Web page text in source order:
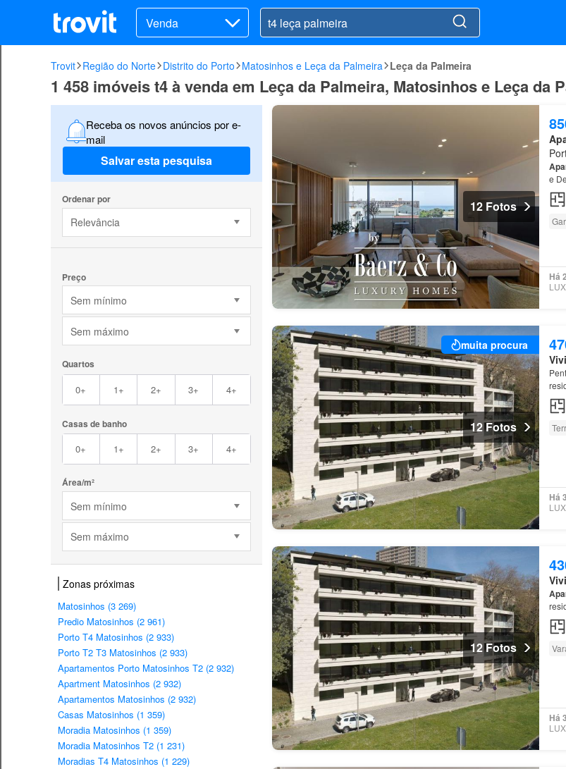
Venda
Trovit Região do Norte Distrito do Porto Matosinhos e Leça da Palmeira Leça da Palmeira
1 458 imóveis t4 à venda em Leça da Palmeira, Matosinhos e Leça da
Receba os novos anúncios por e-
mail
Salvar esta pesquisa
Ordenar por
Relevância
Preço
Sem mínimo
Sem máximo
Quartos
0+ 1+ 2+ 3+ 4+
Casas de banho
0+ 1+ 2+ 3+ 4+
Área/m²
Sem mínimo
Sem máximo
Zonas próximas
Matosinhos (3 269)
Predio Matosinhos (2 961)
Porto T4 Matosinhos (2 933)
Porto T2 T3 Matosinhos (2 933)
Apartamentos Porto Matosinhos T2 (2 932)
Apartment Matosinhos (2 932)
Apartamentos Matosinhos (2 932)
Casas Matosinhos (1 359)
Moradia Matosinhos (1 359)
Moradia Matosinhos T2 (1 231)
Moradias T4 Matosinhos (1 229)
12 Fotos
e
Há
muita procura
12 Fotos
Há
12 Fotos
Há